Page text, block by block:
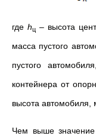
гдеhц – высота
масса пустого
пустого
контейнера от
высота автомобиля,
Чем выше значение